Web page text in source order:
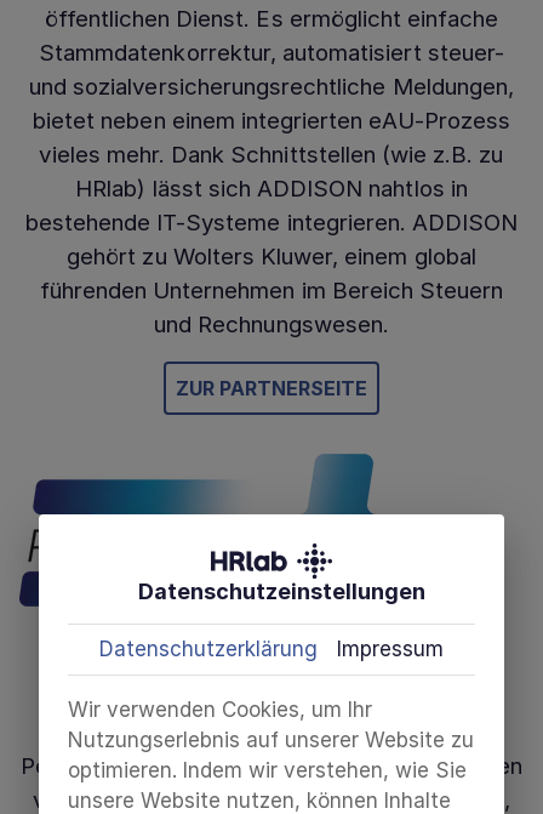
öffentlichen Dienst. Es ermöglicht einfache
Stammdatenkorrektur, automatisiert steuer-
und sozialversicherungsrechtliche Meldungen,
bietet neben einem integrierten eAU-Prozess
vieles mehr. Dank Schnittstellen (wie z.B. zu
HRlab) lässt sich ADDISON nahtlos in
bestehende IT-Systeme integrieren. ADDISON
gehört zu Wolters Kluwer, einem global
führenden Unternehmen im Bereich Steuern
und Rechnungswesen.
ZUR PARTNERSEITE
PersonalWert
PersonalWert übernimmt Ihre Personalaufgaben
von A bis Z. Innovative Onboarding-Prozesse,
Datenschutzeinstellungen
Datenschutzerklärung Impressum
Wir verwenden Cookies, um Ihr
Nutzungserlebnis auf unserer Website zu
optimieren. Indem wir verstehen, wie Sie
unsere Website nutzen, können Inhalte